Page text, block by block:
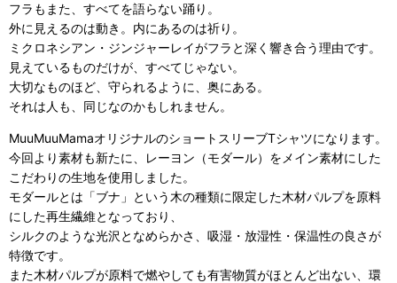
フラもまた、すべてを語らない踊り。
外に見えるのは動き。内にあるのは祈り。
ミクロネシアン・ジンジャーレイがフラと深く響き合う理由です。
見えているものだけが、すべてじゃない。
大切なものほど、守られるように、奥にある。
それは人も、同じなのかもしれません。
MuuMuuMamaオリジナルのショートスリーブTシャツになります。
今回より素材も新たに、レーヨン（モダール）をメイン素材にした
こだわりの生地を使用しました。
モダールとは「ブナ」という木の種類に限定した木材パルプを原料
にした再生繊維となっており、
シルクのような光沢となめらかさ、吸湿・放湿性・保温性の良さが
特徴です。
また木材パルプが原料で燃やしても有害物質がほとんど出ない、環